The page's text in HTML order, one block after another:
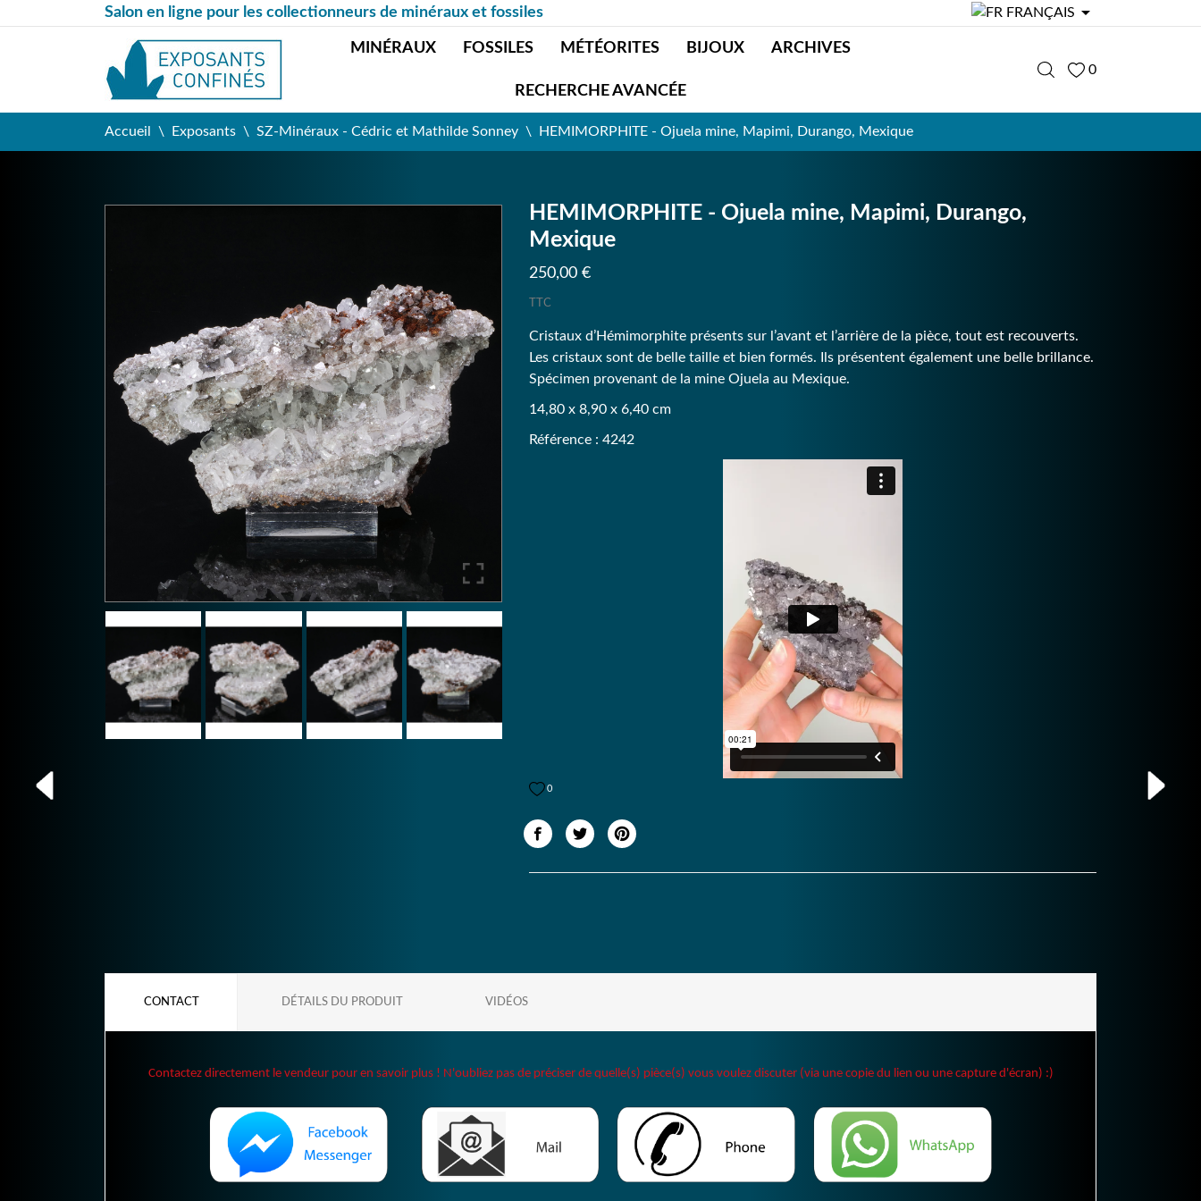
Salon en ligne pour les collectionneurs de minéraux et fossiles FRANÇAIS 
MINÉRAUX FOSSILES MÉTÉORITES BIJOUX ARCHIVES
RECHERCHE AVANCÉE
0
Accueil Exposants SZ-Minéraux - Cédric et Mathilde Sonney HEMIMORPHITE - Ojuela mine, Mapimi, Durango, Mexique
HEMIMORPHITE - Ojuela mine, Mapimi, Durango,
Mexique
250,00 €
TTC
Cristaux d’Hémimorphite présents sur l’avant et l’arrière de la pièce, tout est recouverts.
Les cristaux sont de belle taille et bien formés. Ils présentent également une belle brillance.
Spécimen provenant de la mine Ojuela au Mexique.
14,80 x 8,90 x 6,40 cm
Référence : 4242
0
CONTACT DÉTAILS DU PRODUIT VIDÉOS
Contactez directement le vendeur pour en savoir plus ! N'oubliez pas de préciser de quelle(s) pièce(s) vous voulez discuter (via une copie du lien ou une capture d'écran) :)